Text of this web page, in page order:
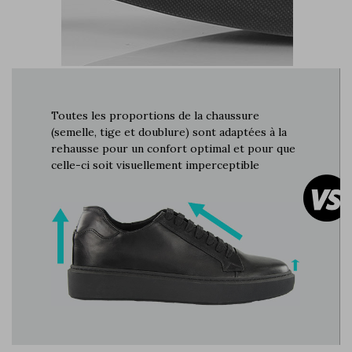
Toutes les proportions de la chaussure
(semelle, tige et doublure) sont adaptées à la
rehausse pour un confort optimal et pour que
celle-ci soit visuellement imperceptible